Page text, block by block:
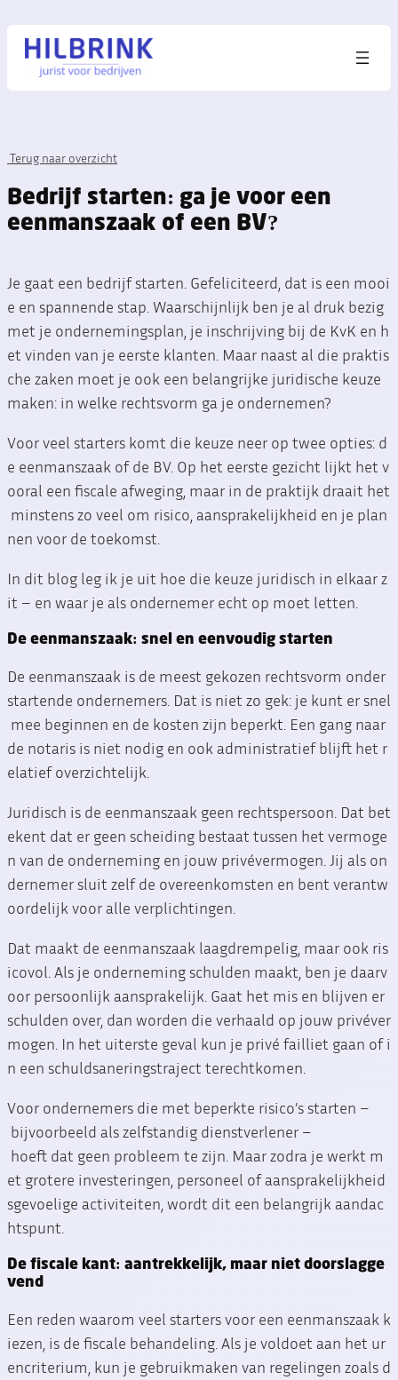
Terug naar overzicht
Bedrijf starten: ga je voor een
eenmanszaak of een BV?
Je gaat een bedrijf starten. Gefeliciteerd, dat is een mooi
e en spannende stap. Waarschijnlijk ben je al druk bezig
met je ondernemingsplan, je inschrijving bij de KvK en h
et vinden van je eerste klanten. Maar naast al die praktis
che zaken moet je ook een belangrijke juridische keuze
maken: in welke rechtsvorm ga je ondernemen?
Voor veel starters komt die keuze neer op twee opties: d
e eenmanszaak of de BV. Op het eerste gezicht lijkt het v
ooral een fiscale afweging, maar in de praktijk draait het
minstens zo veel om risico, aansprakelijkheid en je plan
nen voor de toekomst.
In dit blog leg ik je uit hoe die keuze juridisch in elkaar z
it – en waar je als ondernemer echt op moet letten.
De eenmanszaak: snel en eenvoudig starten
De eenmanszaak is de meest gekozen rechtsvorm onder
startende ondernemers. Dat is niet zo gek: je kunt er snel
mee beginnen en de kosten zijn beperkt. Een gang naar
de notaris is niet nodig en ook administratief blijft het r
elatief overzichtelijk.
Juridisch is de eenmanszaak geen rechtspersoon. Dat bet
ekent dat er geen scheiding bestaat tussen het vermoge
n van de onderneming en jouw privévermogen. Jij als on
dernemer sluit zelf de overeenkomsten en bent verantw
oordelijk voor alle verplichtingen.
Dat maakt de eenmanszaak laagdrempelig, maar ook ris
icovol. Als je onderneming schulden maakt, ben je daarv
oor persoonlijk aansprakelijk. Gaat het mis en blijven er
schulden over, dan worden die verhaald op jouw privéver
mogen. In het uiterste geval kun je privé failliet gaan of i
n een schuldsaneringstraject terechtkomen.
Voor ondernemers die met beperkte risico’s starten –
bijvoorbeeld als zelfstandig dienstverlener –
hoeft dat geen probleem te zijn. Maar zodra je werkt m
et grotere investeringen, personeel of aansprakelijkheid
sgevoelige activiteiten, wordt dit een belangrijk aandac
htspunt.
De fiscale kant: aantrekkelijk, maar niet doorslagge
vend
Een reden waarom veel starters voor een eenmanszaak k
iezen, is de fiscale behandeling. Als je voldoet aan het ur
encriterium, kun je gebruikmaken van regelingen zoals d